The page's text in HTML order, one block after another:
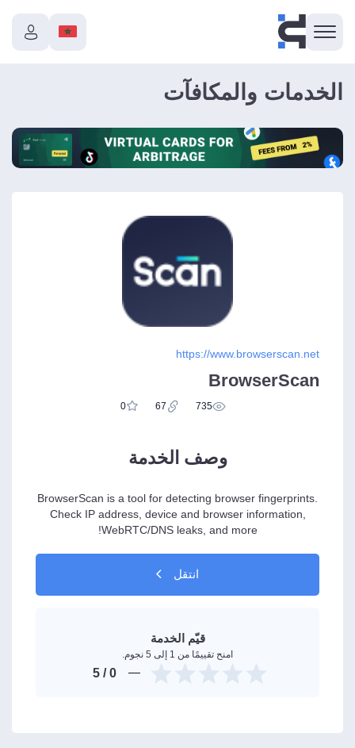
الخدمات والمكافآت
https://www.browserscan.net
BrowserScan
735
67
0
وصف الخدمة
BrowserScan is a tool for detecting browser fingerprints.
Check IP address, device and browser information,
WebRTC/DNS leaks, and more!
انتقل
قيّم الخدمة
امنح تقييمًا من 1 إلى 5 نجوم.
0
/ 5